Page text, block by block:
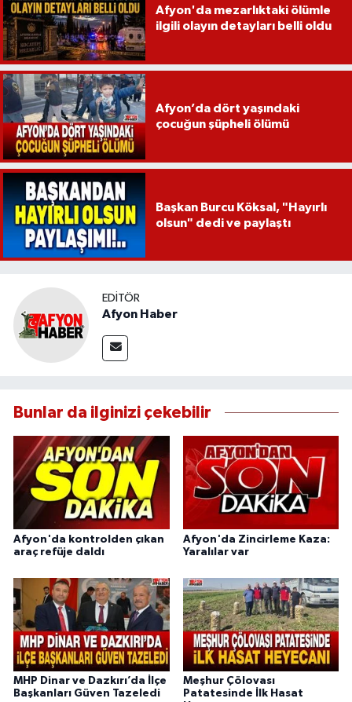
Afyon'da mezarlıktaki ölümle
ilgili olayın detayları belli oldu
Afyon’da dört yaşındaki
çocuğun şüpheli ölümü
Başkan Burcu Köksal, "Hayırlı
olsun" dedi ve paylaştı
EDITÖR
Afyon Haber
Bunlar da ilginizi çekebilir
Afyon'da kontrolden çıkan
araç refüje daldı
Afyon'da Zincirleme Kaza:
Yaralılar var
MHP Dinar ve Dazkırı’da İlçe
Başkanları Güven Tazeledi
Meşhur Çölovası
Patatesinde İlk Hasat